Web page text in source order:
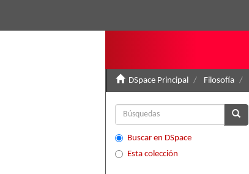
DSpace Principal Filosofía
Buscar en DSpace
Esta colección